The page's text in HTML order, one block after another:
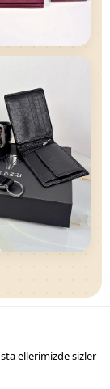
ellerimizde sizler